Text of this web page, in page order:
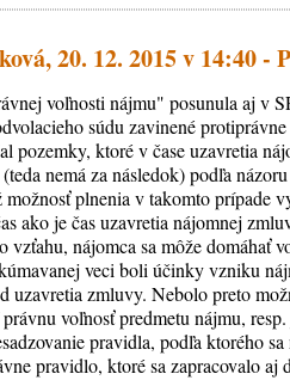
20. 12. 2015 v 14:40 -
voľnosti nájmu" posunula aj v
súdu zavinené
pozemky, ktoré v čase uzavretia
nemá za následok) podľa
plnenia v takomto prípade
ako je čas uzavretia nájomnej
vzťahu, nájomca sa môže domáhať
veci boli účinky vzniku
uzavretia zmluvy. Nebolo preto
voľnosť predmetu nájmu,
pravidla, podľa ktorého
pravidlo, ktoré sa zapracovalo